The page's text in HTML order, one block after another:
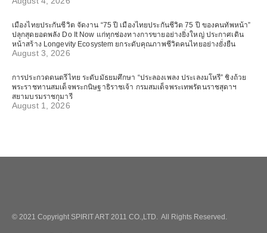
เมืองไทยประกันชีวิต จัดงาน “75 ปี เมืองไทยประกันชีวิต 75 ปี ของคนทัพหน้า”
ปลุกสุดยอดพลัง Do It Now แก่ทุกช่องทางการขายอย่างยิ่งใหญ่ ประกาศเดิน
หน้าสร้าง Longevity Ecosystem ยกระดับคุณภาพชีวิตคนไทยอย่างยั่งยืน
August 3, 2026
การประกวดดนตรีไทย ระดับมัธยมศึกษา “ประลองเพลง ประเลงมโหรี” ชิงถ้วย
พระราชทานสมเด็จพระกนิษฐาธิราชเจ้า กรมสมเด็จพระเทพรัตนราชสุดาฯ
สยามบรมราชกุมารี
August 1, 2026
© 2021 Copyright SPIRIT ART 2011 CO.,LTD. All Rights Reserved.